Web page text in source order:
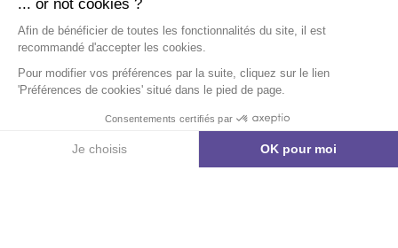
Mention légales
Actualités
Politiques de confidentialités
Conditions générales de vente